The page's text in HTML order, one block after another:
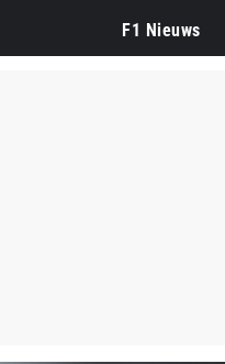
F1 Nieuws